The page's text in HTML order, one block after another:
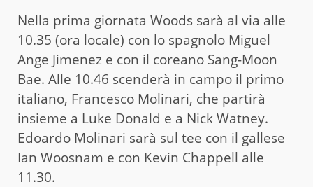
Nella prima giornata Woods sarà al via alle
10.35 (ora locale) con lo spagnolo Miguel
Ange Jimenez e con il coreano Sang-Moon
Bae. Alle 10.46 scenderà in campo il primo
italiano, Francesco Molinari, che partirà
insieme a Luke Donald e a Nick Watney.
Edoardo Molinari sarà sul tee con il gallese
Ian Woosnam e con Kevin Chappell alle
11.30.